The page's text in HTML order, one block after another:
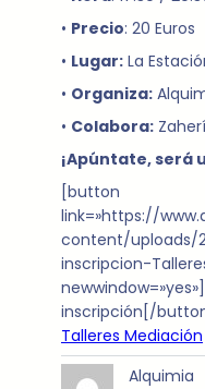
• Precio: 20 Euros
• Lugar: La
• Organiza:
• Colabora:
¡Apúntate, será
[button
link=»https://
content/uploads/
inscripcion-
inscripción[/
Talleres Mediación
Alquimia